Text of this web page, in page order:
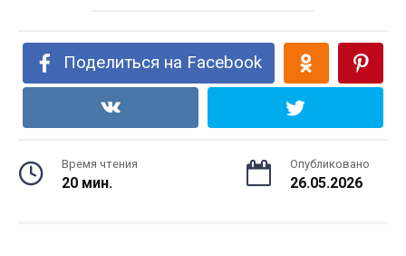
Поделиться на Facebook
Время чтения
20 мин.
Опубликовано
26.05.2026